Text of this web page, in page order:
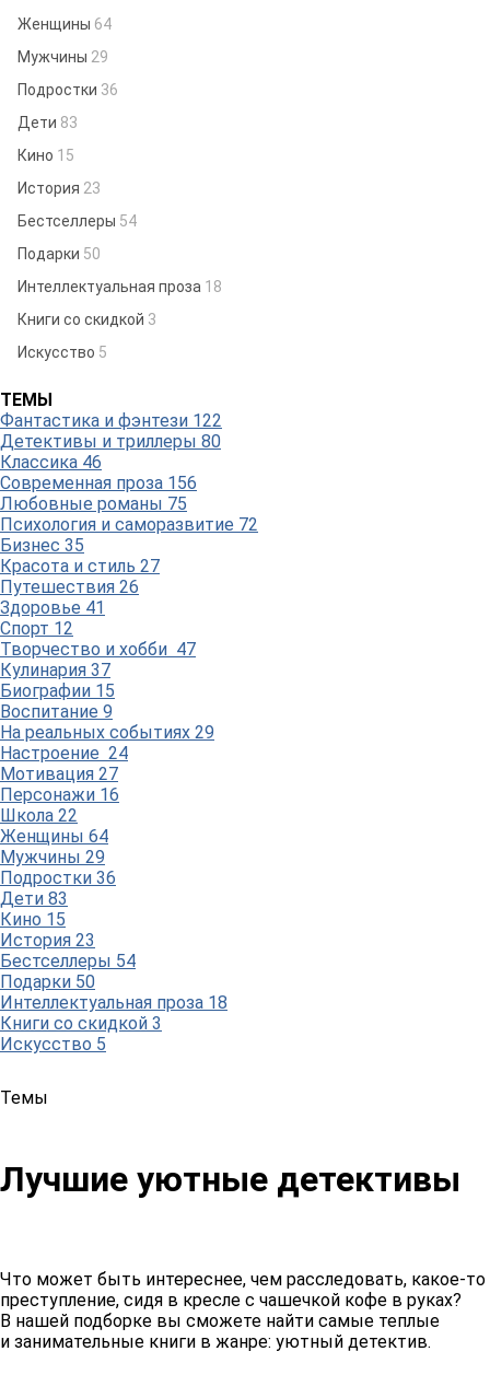
Женщины 64
Мужчины 29
Подростки 36
Дети 83
Кино 15
История 23
Бестселлеры 54
Подарки 50
Интеллектуальная проза 18
Книги со скидкой 3
Искусство 5
ТЕМЫ
Фантастика и фэнтези 122
Детективы и триллеры 80
Классика 46
Современная проза 156
Любовные романы 75
Психология и саморазвитие 72
Бизнес 35
Красота и стиль 27
Путешествия 26
Здоровье 41
Спорт 12
Творчество и хобби 47
Кулинария 37
Биографии 15
Воспитание 9
На реальных событиях 29
Настроение 24
Мотивация 27
Персонажи 16
Школа 22
Женщины 64
Мужчины 29
Подростки 36
Дети 83
Кино 15
История 23
Бестселлеры 54
Подарки 50
Интеллектуальная проза 18
Книги со скидкой 3
Искусство 5
Темы
Лучшие уютные детективы
Что может быть интереснее, чем расследовать, какое-то
преступление, сидя в кресле с чашечкой кофе в руках?
В нашей подборке вы сможете найти самые теплые
и занимательные книги в жанре: уютный детектив.